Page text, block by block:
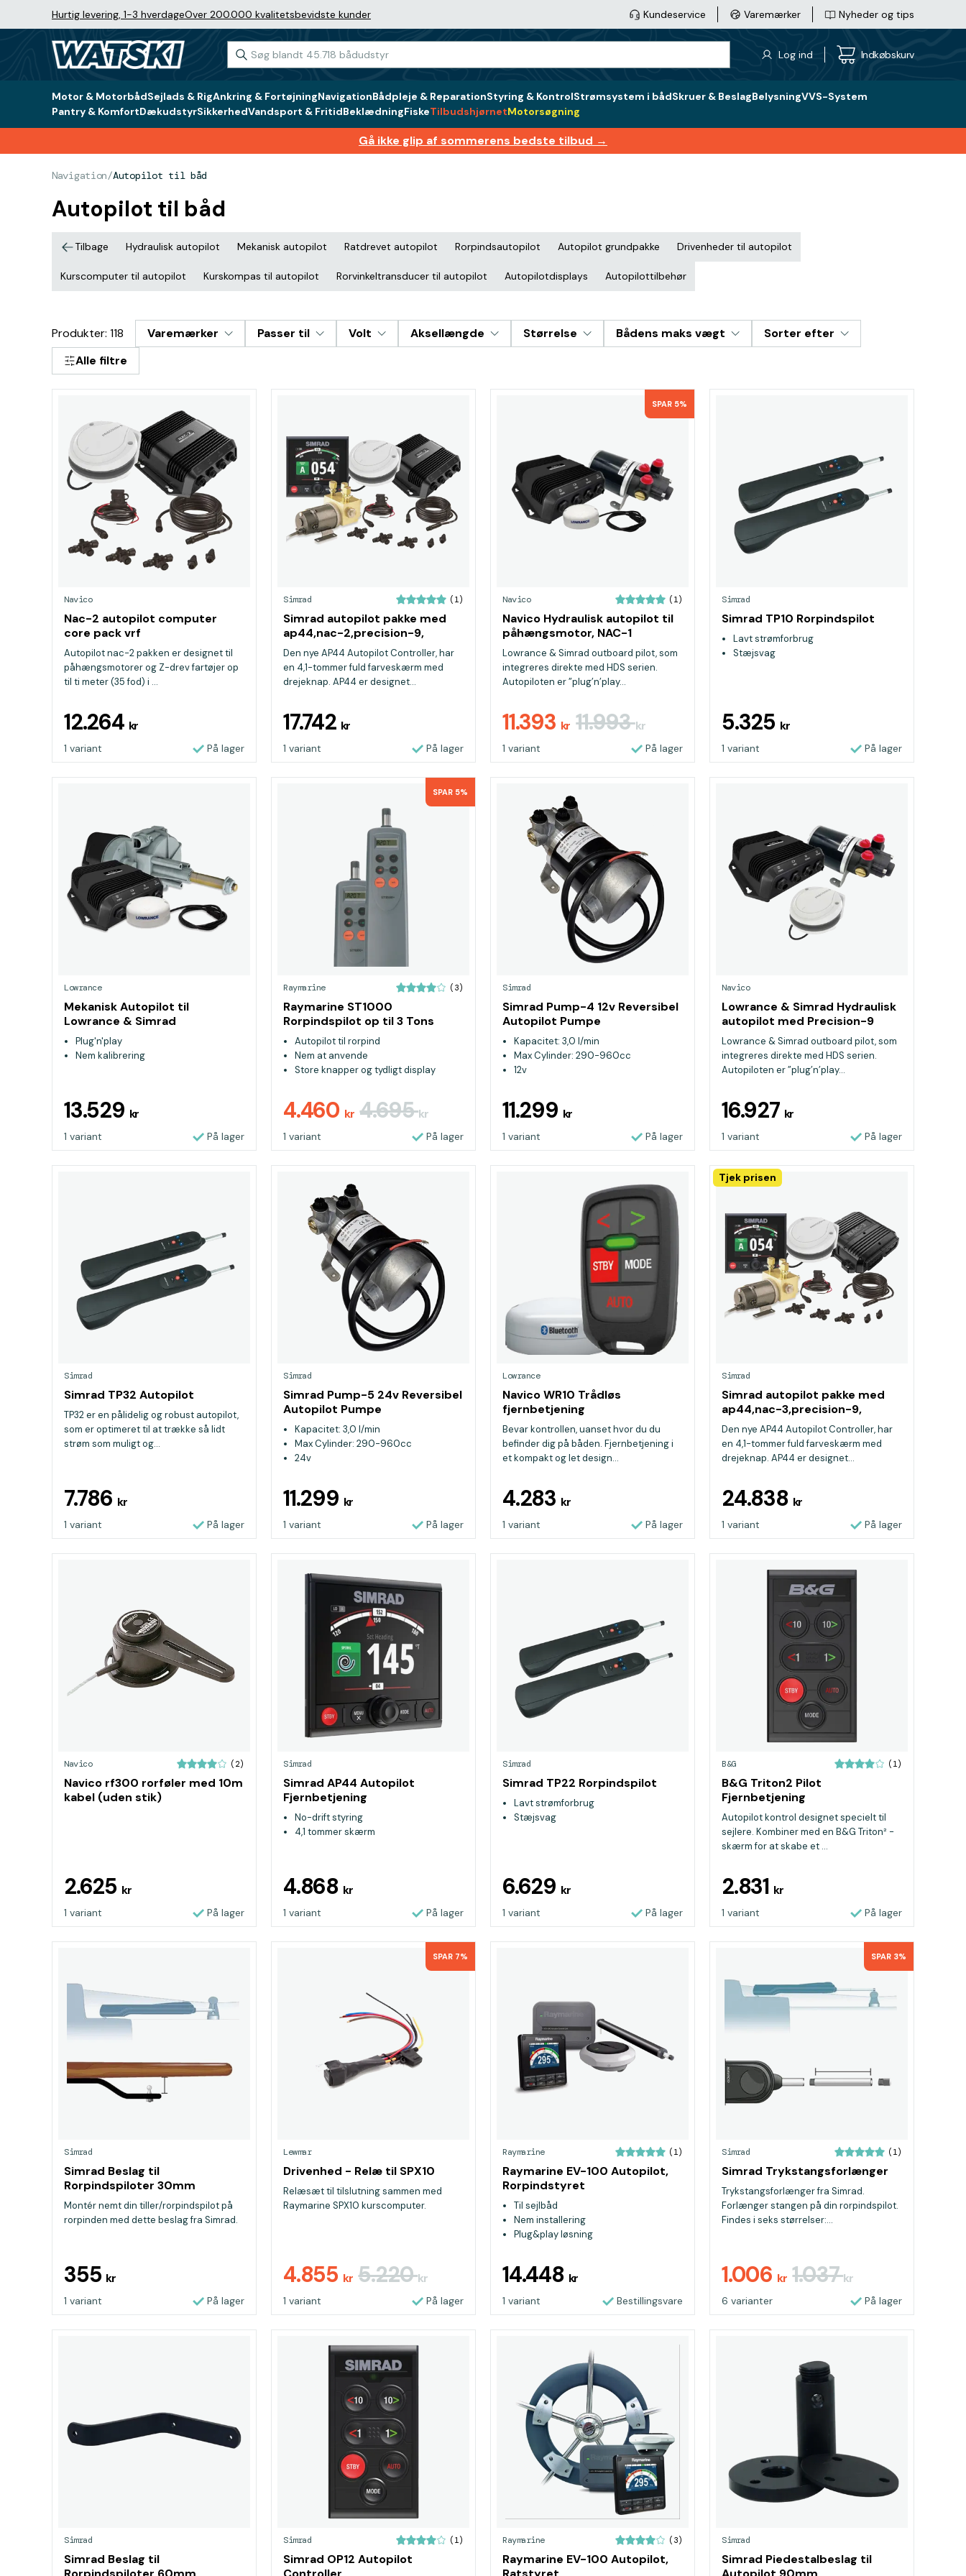
Hurtig levering, 1-3 hverdageOver 200.000 kvalitetsbevidste kunder Kundeservice Varemærker Nyheder og tips
Log ind Indkøbskurv
Motor & MotorbådSejlads & RigAnkring & FortøjningNavigationBådpleje & ReparationStyring & KontrolStrømsystem i bådSkruer & BeslagBelysningVVS-System
Pantry & KomfortDækudstyrSikkerhedVandsport & FritidBeklædningFiskeTilbudshjørnetMotorsøgning
Gå ikke glip af sommerens bedste tilbud →
Navigation/Autopilot til båd
Autopilot til båd
Tilbage Hydraulisk autopilot Mekanisk autopilot Ratdrevet autopilot Rorpindsautopilot Autopilot grundpakke Drivenheder til autopilot
Kurscomputer til autopilot Kurskompas til autopilot Rorvinkeltransducer til autopilot Autopilotdisplays Autopilottilbehør
Produkter: 118 Varemærker Passer til Volt Aksellængde Størrelse Bådens maks vægt
Sorter efter
Alle filtre
Navico
Nac-2 autopilot computer
core pack vrf
Autopilot nac-2 pakken er designet til
påhængsmotorer og Z-drev fartøjer op
til ti meter (35 fod) i ...
12.264 kr
1 variant På lager
Simrad (1)
Simrad autopilot pakke med
ap44,nac-2,precision-9,
pump-2
Den nye AP44 Autopilot Controller, har
en 4,1-tommer fuld farveskærm med
drejeknap. AP44 er designet...
17.742 kr
1 variant På lager
SPAR 5%
Navico (1)
Navico Hydraulisk autopilot til
påhængsmotor, NAC-1
Lowrance & Simrad outboard pilot, som
integreres direkte med HDS serien.
Autopiloten er ”plug’n’play...
11.393 kr 11.993kr
1 variant På lager
Simrad
Simrad TP10 Rorpindspilot
Lavt strømforbrug
Stæjsvag
5.325 kr
1 variant På lager
Lowrance
Mekanisk Autopilot til
Lowrance & Simrad
Plug'n'play
Nem kalibrering
13.529 kr
1 variant På lager
SPAR 5%
Raymarine (3)
Raymarine ST1000
Rorpindspilot op til 3 Tons
Autopilot til rorpind
Nem at anvende
Store knapper og tydligt display
4.460 kr 4.695kr
1 variant På lager
Simrad
Simrad Pump-4 12v Reversibel
Autopilot Pumpe
Kapacitet: 3,0 l/min
Max Cylinder: 290-960cc
12v
11.299 kr
1 variant På lager
Navico
Lowrance & Simrad Hydraulisk
autopilot med Precision-9
Lowrance & Simrad outboard pilot, som
integreres direkte med HDS serien.
Autopiloten er ”plug’n’play...
16.927 kr
1 variant På lager
Simrad
Simrad TP32 Autopilot
TP32 er en pålidelig og robust autopilot,
som er optimeret til at trække så lidt
strøm som muligt og...
7.786 kr
1 variant På lager
Simrad
Simrad Pump-5 24v Reversibel
Autopilot Pumpe
Kapacitet: 3,0 l/min
Max Cylinder: 290-960cc
24v
11.299 kr
1 variant På lager
Lowrance
Navico WR10 Trådløs
fjernbetjening
Bevar kontrollen, uanset hvor du du
befinder dig på båden. Fjernbetjening i
et kompakt og let design...
4.283 kr
1 variant På lager
Tjek prisen
Simrad
Simrad autopilot pakke med
ap44,nac-3,precision-9,
pump-3
Den nye AP44 Autopilot Controller, har
en 4,1-tommer fuld farveskærm med
drejeknap. AP44 er designet...
24.838 kr
1 variant På lager
Navico (2)
Navico rf300 rorføler med 10m
kabel (uden stik)
2.625 kr
1 variant På lager
Simrad
Simrad AP44 Autopilot
Fjernbetjening
No-drift styring
4,1 tommer skærm
4.868 kr
1 variant På lager
Simrad
Simrad TP22 Rorpindspilot
Lavt strømforbrug
Stæjsvag
6.629 kr
1 variant På lager
B&G (1)
B&G Triton2 Pilot
Fjernbetjening
Autopilot kontrol designet specielt til
sejlere. Kombiner med en B&G Triton² -
skærm for at skabe et ...
2.831 kr
1 variant På lager
Simrad
Simrad Beslag til
Rorpindspiloter 30mm
Montér nemt din tiller/rorpindspilot på
rorpinden med dette beslag fra Simrad.
355 kr
1 variant På lager
SPAR 7%
Lewmar
Drivenhed - Relæ til SPX10
Relæsæt til tilslutning sammen med
Raymarine SPX10 kurscomputer.
4.855 kr 5.220kr
1 variant På lager
Raymarine (1)
Raymarine EV-100 Autopilot,
Rorpindstyret
Til sejlbåd
Nem installering
Plug&play løsning
14.448 kr
1 variant Bestillingsvare
SPAR 3%
Simrad (1)
Simrad Trykstangsforlænger
Trykstangsforlænger fra Simrad.
Forlænger stangen på din rorpindspilot.
Findes i seks størrelser:...
1.006 kr 1.037kr
6 varianter På lager
Simrad
Simrad Beslag til
Simrad (1)
Simrad OP12 Autopilot
Raymarine (3)
Raymarine EV-100 Autopilot,
Simrad
Simrad Piedestalbeslag til